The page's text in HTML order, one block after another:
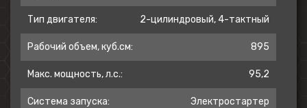
Тип двигателя: 2-цилиндровый, 4-тактный
Рабочий объем, куб.см: 895
Макс. мощность, л.с.: 95,2
Система запуска: Электростартер